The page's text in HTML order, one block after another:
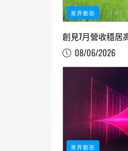
業界動態
創見7月營收穩居
08/06/2026
業界動態